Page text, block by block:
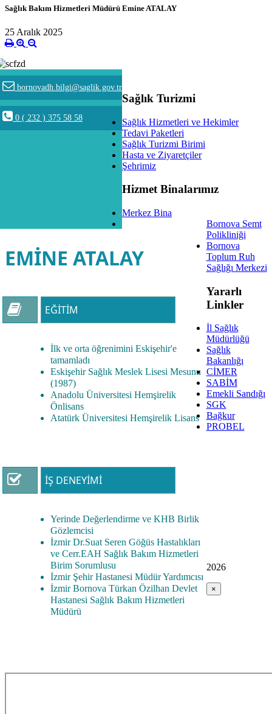
Sağlık Bakım Hizmetleri Müdürü Emine ATALAY
25 Aralık 2025
bornovadh.bilgi@saglik.gov.tr
0 ( 232 ) 375 58 58
EMİNE ATALAY
EĞITIM
İlk ve orta öğrenimini Eskişehir'e
tamamladı
Eskişehir Sağlık Meslek Lisesi Mesunu
(1987)
Anadolu Üniversitesi Hemşirelik
Önlisans
Atatürk Üniversitesi Hemşirelik Lisans
İŞ DENEYIMI
Yerinde Değerlendirme ve KHB Birlik
Gözlemcisi
İzmir Dr.Suat Seren Göğüs Hastalıkları
ve Cerr.EAH Sağlık Bakım Hizmetleri
Birim Sorumlusu
İzmir Şehir Hastanesi Müdür Yardımcısı
İzmir Bornova Türkan Özilhan Devlet
Hastanesi Sağlık Bakım Hizmetleri
Müdürü
Sağlık Turizmi
Sağlık Hizmetleri ve Hekimler
Tedavi Paketleri
Sağlık Turizmi Birimi
Hasta ve Ziyaretçiler
Şehrimiz
Hizmet Binalarımız
Merkez Bina
Bornova Semt
Polikliniği
Bornova
Toplum Ruh
Sağlığı Merkezi
Yararlı
Linkler
İl Sağlık
Müdürlüğü
Sağlık
Bakanlığı
CİMER
SABİM
Emekli Sandığı
SGK
Bağkur
PROBEL
2026
×